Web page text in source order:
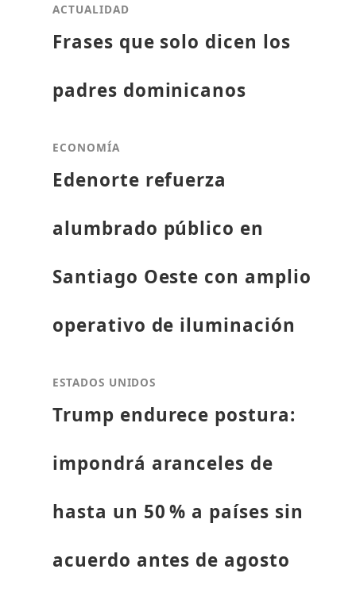
ACTUALIDAD
Frases que solo dicen los
padres dominicanos
ECONOMÍA
Edenorte refuerza
alumbrado público en
Santiago Oeste con amplio
operativo de iluminación
ESTADOS UNIDOS
Trump endurece postura:
impondrá aranceles de
hasta un 50 % a países sin
acuerdo antes de agosto